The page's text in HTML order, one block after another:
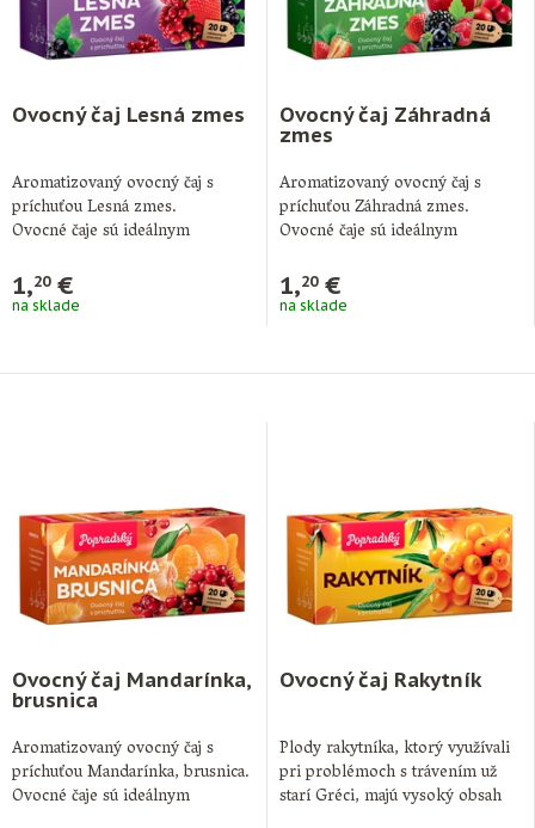
Ovocný čaj Lesná zmes
Aromatizovaný ovocný čaj s
príchuťou Lesná zmes.
Ovocné čaje sú ideálnym
…
1,20€
na sklade
Ovocný čaj Záhradná
zmes
Aromatizovaný ovocný čaj s
príchuťou Záhradná zmes.
Ovocné čaje sú ideálnym
…
1,20€
na sklade
Ovocný čaj Mandarínka,
brusnica
Aromatizovaný ovocný čaj s
príchuťou Mandarínka, brusnica.
Ovocné čaje sú ideálnym
Ovocný čaj Rakytník
Plody rakytníka, ktorý využívali
pri problémoch s trávením už
starí Gréci, majú vysoký obsah